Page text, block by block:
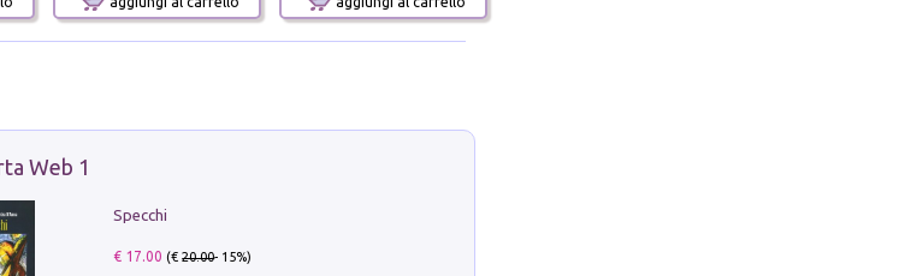
Web 1
Specchi
€ 17.00 (€20.00- 15%)